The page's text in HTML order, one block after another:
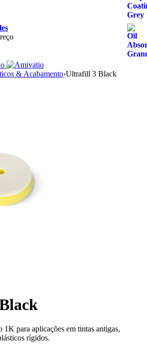
& Acabamento›Ultrafill 3 Black
1K para aplicações em tintas antigas,
rígidos.